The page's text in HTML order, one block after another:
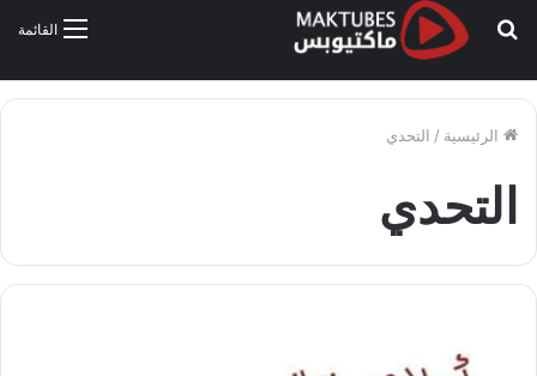
القائمة
بحث
الرئيسية / التحدي
التحدي